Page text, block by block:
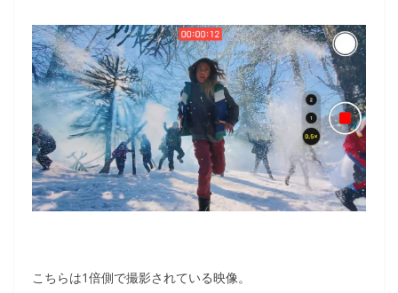
こちらは1倍側で撮影されている映像。